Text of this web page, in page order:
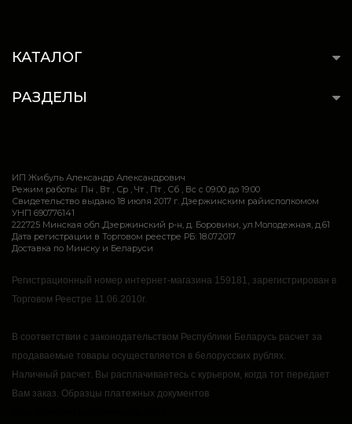
КАТАЛОГ
РАЗДЕЛЫ
ИП Жибуль Александр Александрович
Режим работы: Пн , Вт , Ср , Чт , Пт , Сб , Вс c 09:00 до 19:00
Свидетельство выдано 18 июля 2017 г. Дзержинским райисполкомом
УНП 690776141
222725 Минская обл.,Дзержинский р-н, д. Боровики, ул.Молодежная, д.61
Дата регистрации в Торговом реестре РБ: 18.07.2017
Доставка по Минску и Беларуси
Регистрационный номер интернет-магазина 159181, зарегистрирован в
Торговом Реестре 11.06.2010г.
В соответствии с законодательством Республики Беларусь расчет за
продаваемые товары осуществляется в белорусских рублях.
Наличный расчет. Вы расплачиваетесь с курьером, когда тот передает
Вам заказ. Образцы платежных документов